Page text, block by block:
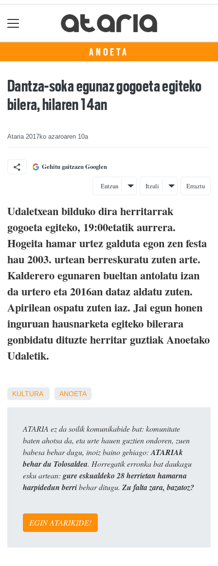
ANOETA
Dantza-soka egunaz gogoeta egiteko
bilera, hilaren 14an
Ataria 2017ko azaroaren 10a
Gehitu gaitzazu Googlen
Entzun Itzuli Erraztu
Udaletxean bilduko dira herritarrak
gogoeta egiteko, 19:00etatik aurrera.
Hogeita hamar urtez galduta egon zen festa
hau 2003. urtean berreskuratu zuten arte.
Kalderero egunaren bueltan antolatu izan
da urtero eta 2016an dataz aldatu zuten.
Apirilean ospatu zuten iaz. Jai egun honen
inguruan hausnarketa egiteko bilerara
gonbidatu dituzte herritar guztiak Anoetako
Udaletik.
KULTURA ANOETA
ATARIA ez da soilik komunikabide bat: komunitate
baten ahotsa da, eta urte hauen guztien ondoren, zuen
babesa behar dugu, inoiz baino gehiago: ATARIAk
behar du Tolosaldea. Horregatik erronka bat daukagu
esku artean: gure eskualdeko 28 herrietan hamarna
harpidedun berribehar ditugu. Zu falta zara, bazatoz?
EGIN ATARIKIDE!